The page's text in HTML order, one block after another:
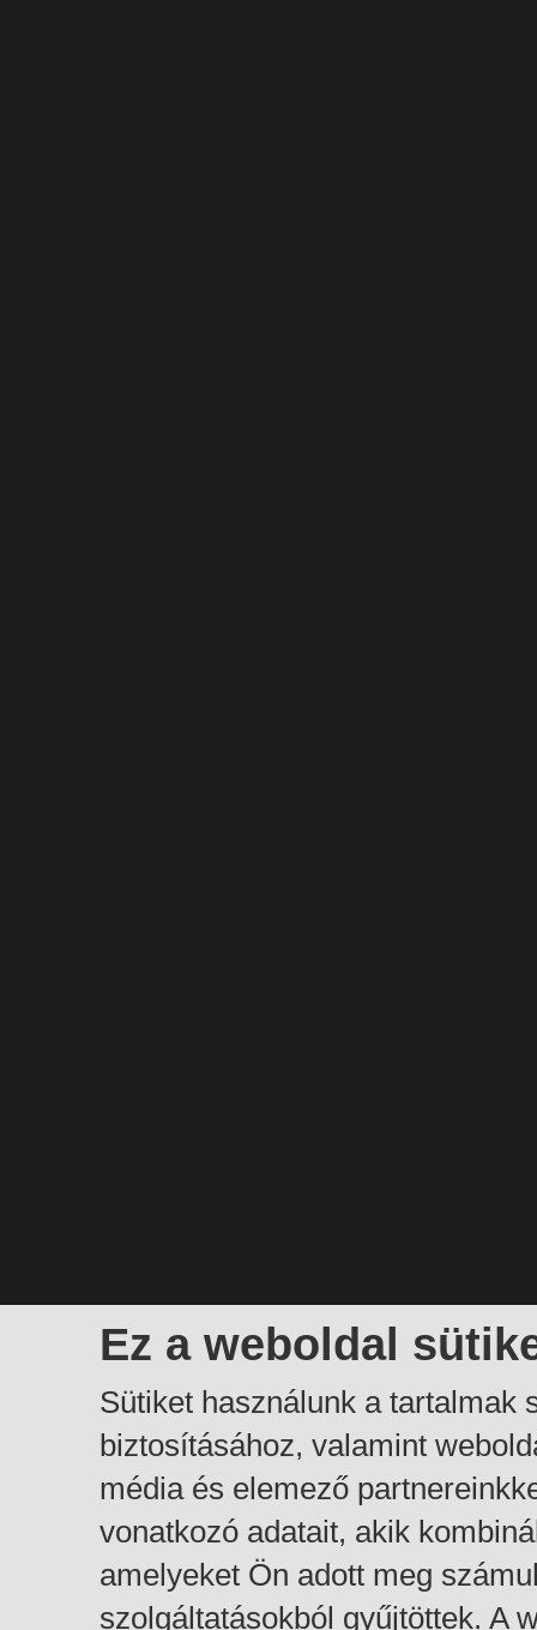
Ez a weboldal
Sütiket használunk a tartalmak
biztosításához, valamint
média és elemező
vonatkozó adatait, akik
amelyeket Ön adott meg
szolgáltatásokból gyűjtöttek. A